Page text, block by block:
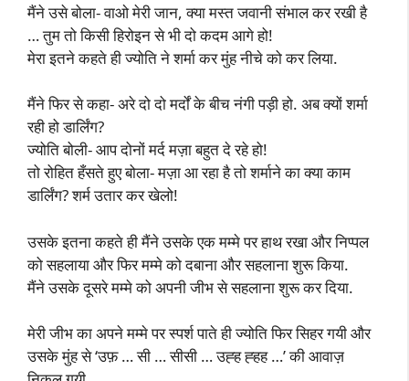
मैंने उसे बोला- वाओ मेरी जान, क्या मस्त जवानी संभाल कर रखी है
… तुम तो किसी हिरोइन से भी दो कदम आगे हो!
मेरा इतने कहते ही ज्योति ने शर्मा कर मुंह नीचे को कर लिया.
मैंने फिर से कहा- अरे दो दो मर्दों के बीच नंगी पड़ी हो. अब क्यों शर्मा
रही हो डार्लिंग?
ज्योति बोली- आप दोनों मर्द मज़ा बहुत दे रहे हो!
तो रोहित हँसते हुए बोला- मज़ा आ रहा है तो शर्माने का क्या काम
डार्लिंग? शर्म उतार कर खेलो!
उसके इतना कहते ही मैंने उसके एक मम्मे पर हाथ रखा और निप्पल
को सहलाया और फिर मम्मे को दबाना और सहलाना शुरू किया.
मैंने उसके दूसरे मम्मे को अपनी जीभ से सहलाना शुरू कर दिया.
मेरी जीभ का अपने मम्मे पर स्पर्श पाते ही ज्योति फिर सिहर गयी और
उसके मुंह से ‘उफ़ … सी … सीसी … उह्ह ह्हह …’ की आवाज़